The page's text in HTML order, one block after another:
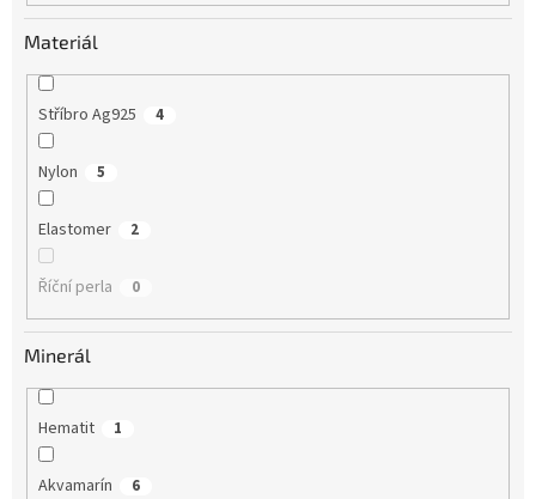
Materiál
Stříbro Ag925 4
Nylon 5
Elastomer 2
Říční perla 0
Minerál
Hematit 1
Akvamarín 6